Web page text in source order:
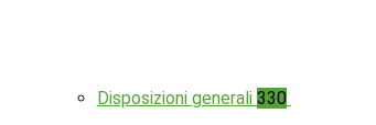
Disposizioni generali 330